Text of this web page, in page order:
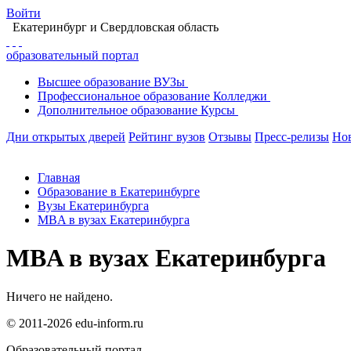
Войти
Екатеринбург и Свердловская область
образовательный портал
Высшее образование ВУЗы
Профессиональное образование Колледжи
Дополнительное образование Курсы
Дни открытых дверей Рейтинг вузов Отзывы Пресс-релизы
Главная
Образование в Екатеринбурге
Вузы Екатеринбурга
MBA в вузах Екатеринбурга
MBA в вузах Екатеринбурга
Ничего не найдено.
© 2011-2026 edu-inform.ru